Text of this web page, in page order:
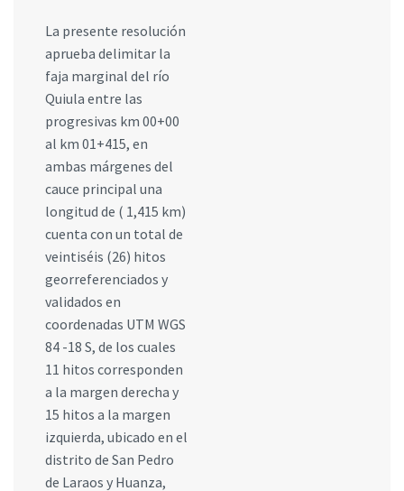
La presente resolución
aprueba delimitar la
faja marginal del río
Quiula entre las
progresivas km 00+00
al km 01+415, en
ambas márgenes del
cauce principal una
longitud de ( 1,415 km)
cuenta con un total de
veintiséis (26) hitos
georreferenciados y
validados en
coordenadas UTM WGS
84 -18 S, de los cuales
11 hitos corresponden
a la margen derecha y
15 hitos a la margen
izquierda, ubicado en el
distrito de San Pedro
de Laraos y Huanza,